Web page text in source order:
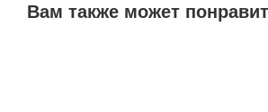
Вам также может